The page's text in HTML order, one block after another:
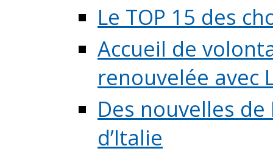
Le TOP 15 des
Accueil de
renouvelée avec
Des nouvelles
d’Italie